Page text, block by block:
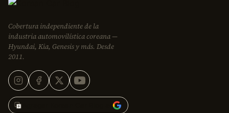
Cobertura independiente de la
industria automovilística coreana —
Hyundai, Kia, Genesis y más. Desde
2011.
Agregar Korean Car Blog en